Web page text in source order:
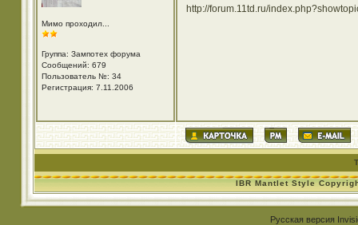
Мимо проходил...
Группа: Зампотех форума
Сообщений: 679
Пользователь №: 34
Регистрация: 7.11.2006
http://forum.11td.ru/
IBR Mantlet Style
Русская версия